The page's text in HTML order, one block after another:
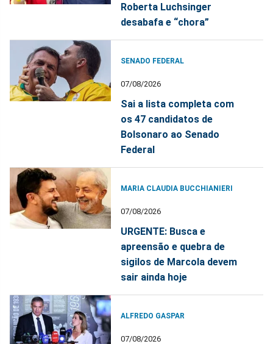
Roberta Luchsinger
desabafa e “chora”
SENADO FEDERAL
07/08/2026
Sai a lista completa com
os 47 candidatos de
Bolsonaro ao Senado
Federal
MARIA CLAUDIA BUCCHIANIERI
07/08/2026
URGENTE: Busca e
apreensão e quebra de
sigilos de Marcola devem
sair ainda hoje
ALFREDO GASPAR
07/08/2026